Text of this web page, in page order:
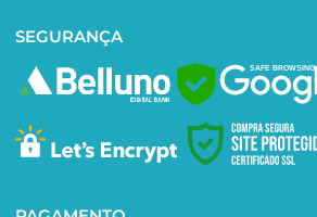
SEGURANÇA
SAFE BROWSING